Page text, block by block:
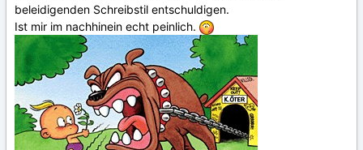
beleidigenden Schreibstil entschuldigen.
Ist mir im nachhinein echt peinlich.